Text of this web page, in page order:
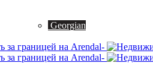
Georgian